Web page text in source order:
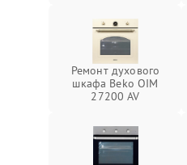
Ремонт духового
шкафа Beko OIM
27200 AV